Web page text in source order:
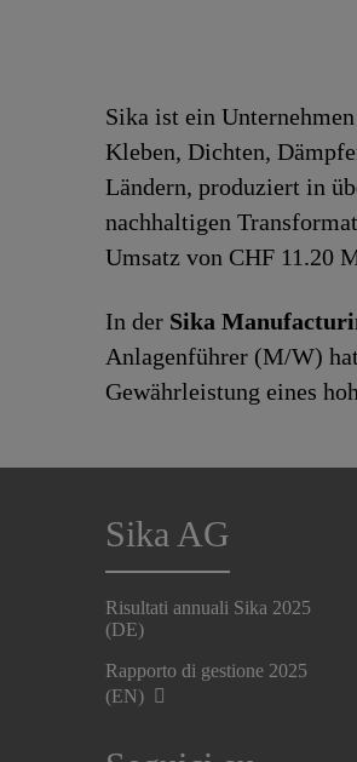
Sika ist ein
Kleben, Dichten,
Ländern, produziert in
nachhaltigen
Umsatz von CHF 11.20
In der Sika
Anlagenführer (M/W)
Gewährleistung eines
Sika AG
Risultati annuali Sika 2025
(DE)
Rapporto di gestione 2025
(EN)